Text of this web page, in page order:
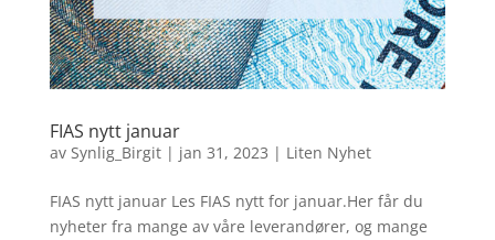
FIAS nytt januar
av Synlig_Birgit| jan 31, 2023 | Liten Nyhet
FIAS nytt januar Les FIAS nytt for januar.Her får du
nyheter fra mange av våre leverandører, og mange